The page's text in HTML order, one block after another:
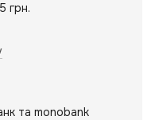
грн.
та monobank